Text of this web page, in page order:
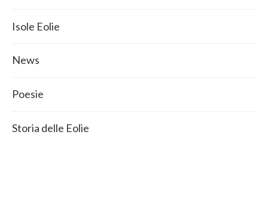
Isole Eolie
News
Poesie
Storia delle Eolie